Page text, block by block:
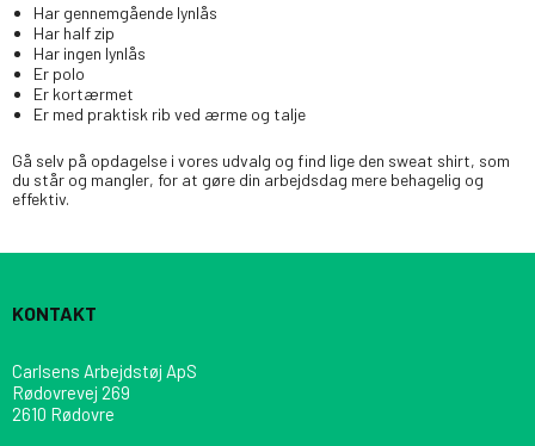
Har gennemgående lynlås
Har half zip
Har ingen lynlås
Er polo
Er kortærmet
Er med praktisk rib ved ærme og talje
Gå selv på opdagelse i vores udvalg og find lige den sweat shirt, som
du står og mangler, for at gøre din arbejdsdag mere behagelig og
effektiv.
KONTAKT
Carlsens Arbejdstøj ApS
Rødovrevej 269
2610 Rødovre